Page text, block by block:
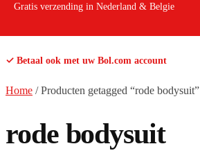
Gratis verzending in Nederland & Belgie
✓ Betaal ook met uw Bol.com account
Home /Producten getagged “rode bodysuit”
rode bodysuit